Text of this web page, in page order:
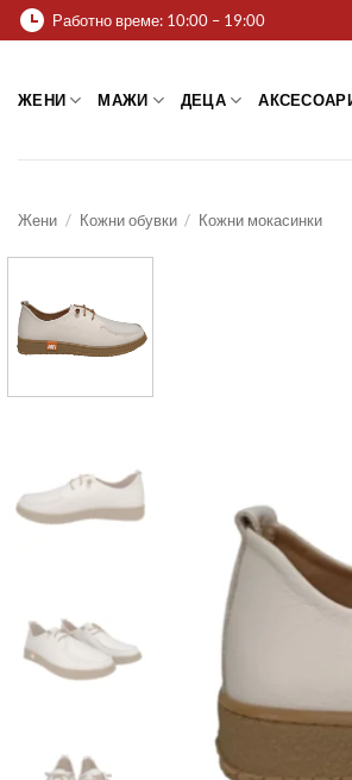
Skip
to
Работно време: 10:00 – 19:00
ЖЕНИ МАЖИ ДЕЦА
Жени / Кожни обувки / Кожни мокасинки